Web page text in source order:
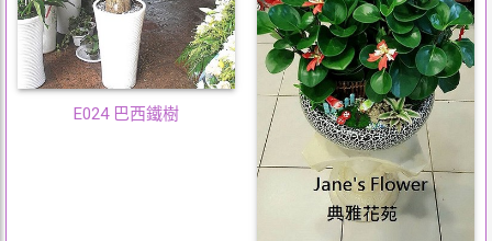
E024 巴西鐵樹